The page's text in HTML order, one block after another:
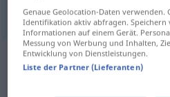
Beispielsätze
Genaue Geolocation-Daten verwenden.
Identifikation aktiv abfragen.
Informationen auf einem Gerät.
Messung von Werbung und Inhalten,
Entwicklung von Dienstleistungen.
Liste der Partner (Lieferanten)